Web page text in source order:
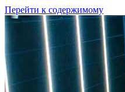
Перейти к содержимому